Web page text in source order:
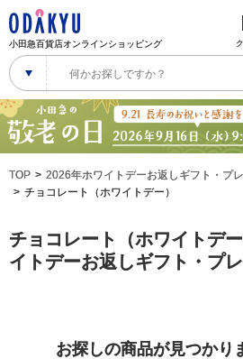
小田急百貨店オンラインショッピング
TOP
2026年ホワイトデーお返しギフト・プ
チョコレート（ホワイトデー）
チョコレート（ホワイトデ
イトデーお返しギフト・プ
お探しの商品が見つかり